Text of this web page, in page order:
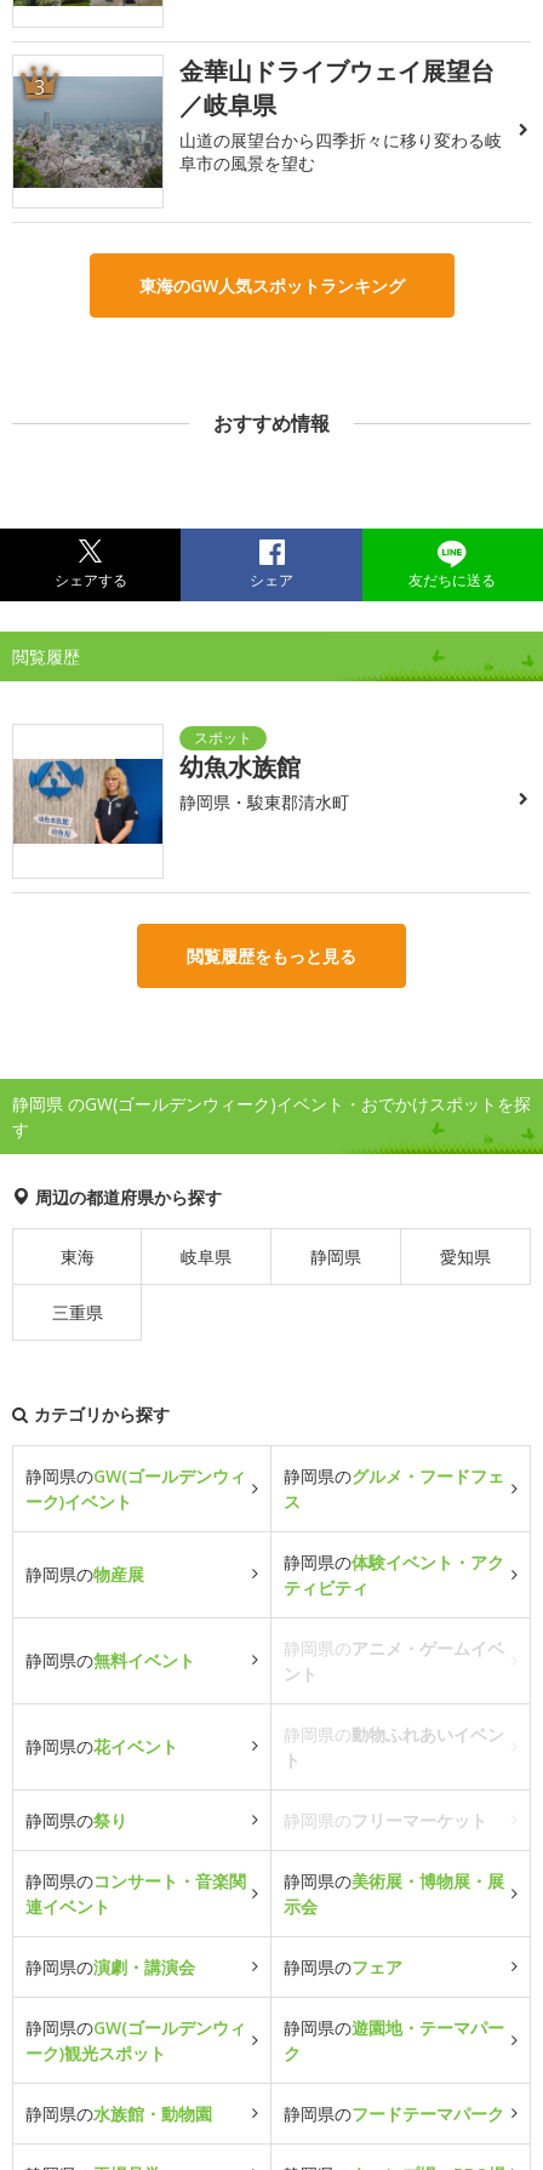
3
金華山ドライブウェイ展望台
／岐阜県
山道の展望台から四季折々に移り変わる岐
阜市の風景を望む
東海のGW人気スポットランキング
おすすめ情報
シェアする シェア 友だちに送る
閲覧履歴
幼魚水族館
静岡県・駿東郡清水町
閲覧履歴をもっと見る
静岡県 のGW(ゴールデンウィーク)イベント・おでかけスポットを探
す
周辺の都道府県から探す
東海 岐阜県 静岡県 愛知県
三重県
カテゴリから探す
静岡県のGW(ゴールデンウィ
ーク)イベント
静岡県のグルメ・フードフェ
ス
静岡県の物産展
静岡県の体験イベント・アク
ティビティ
静岡県の無料イベント
静岡県のアニメ・ゲームイベ
ント
静岡県の花イベント
静岡県の動物ふれあいイベン
ト
静岡県の祭り 静岡県のフリーマーケット
静岡県のコンサート・音楽関
連イベント
静岡県の美術展・博物展・展
示会
静岡県の演劇・講演会 静岡県のフェア
静岡県のGW(ゴールデンウィ
ーク)観光スポット
静岡県の遊園地・テーマパー
ク
静岡県の水族館・動物園 静岡県のフードテーマパーク